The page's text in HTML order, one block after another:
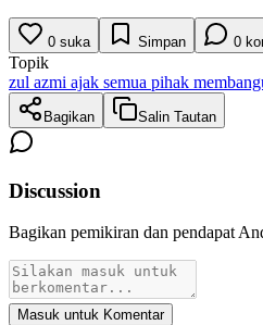
0 suka Simpan 0
Topik
zul azmi ajak semua pihak
Bagikan Salin Tautan
Discussion
Bagikan pemikiran dan pendapat
Masuk untuk Komentar